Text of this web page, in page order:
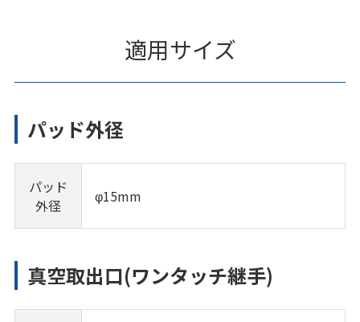
適用サイズ
パッド外径
パッド
外径
φ15mm
真空取出口(ワンタッチ継手)